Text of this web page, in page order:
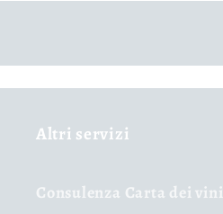
Altri servizi
Consulenza Carta dei vini